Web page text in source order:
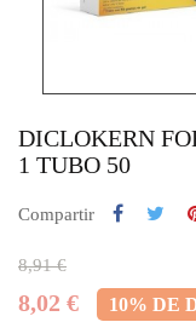
DICLOKERN
1 TUBO 50
Compartir
8,91 €
8,02 € 10% DE